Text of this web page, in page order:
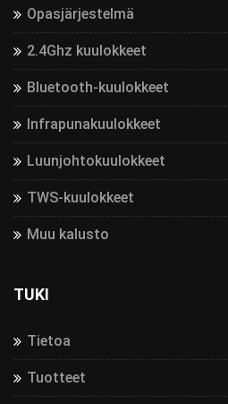
Opasjärjestelmä
2.4Ghz kuulokkeet
Bluetooth-kuulokkeet
Infrapunakuulokkeet
Luunjohtokuulokkeet
TWS-kuulokkeet
Muu kalusto
TUKI
Tietoa
Tuotteet